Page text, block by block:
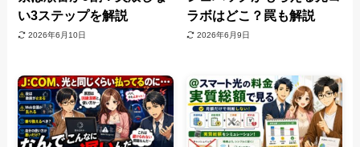
い3ステップを解説
2026年6月10日
ラボはどこ？罠も解説
2026年6月9日